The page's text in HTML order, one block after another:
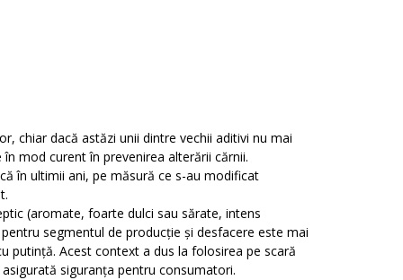
chiar dacă astăzi unii dintre vechii aditivi nu mai
mod curent în prevenirea alterării cărnii.
în ultimii ani, pe măsură ce s-au modificat
(aromate, foarte dulci sau sărate, intens
segmentul de producție și desfacere este mai
putință. Acest context a dus la folosirea pe scară
siguranța pentru consumatori.